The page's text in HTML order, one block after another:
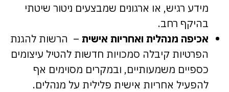
מידע רגיש, או ארגונים שמבצעים ניטור שיטתי
בהיקף רחב.
אכיפה מנהלית ואחריות אישית – הרשות להגנת
הפרטיות קיבלה סמכויות חדשות להטיל עיצומים
כספיים משמעותיים, ובמקרים מסוימים אף
להפעיל אחריות אישית פלילית על מנהלים.